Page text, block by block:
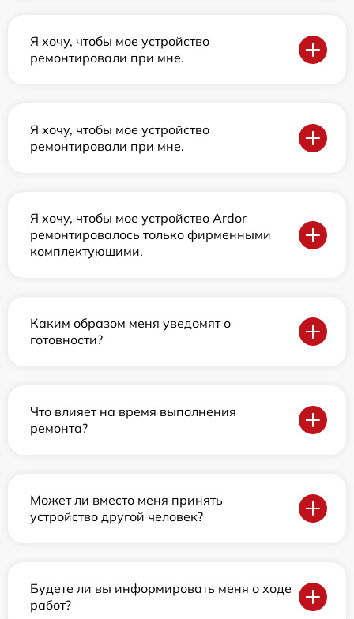
Я хочу, чтобы мое устройство
ремонтировали при мне.
Я хочу, чтобы мое устройство
ремонтировали при мне.
Я хочу, чтобы мое устройство Ardor
ремонтировалось только фирменными
комплектующими.
Каким образом меня уведомят о
готовности?
Что влияет на время выполнения
ремонта?
Может ли вместо меня принять
устройство другой человек?
Будете ли вы информировать меня о ходе
работ?